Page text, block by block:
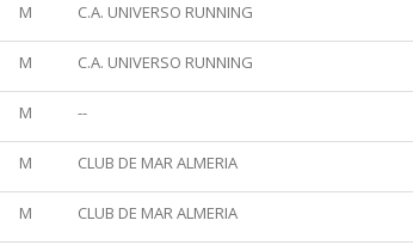
M C.A. UNIVERSO RUNNING
M C.A. UNIVERSO RUNNING
M --
M CLUB DE MAR ALMERIA
M CLUB DE MAR ALMERIA